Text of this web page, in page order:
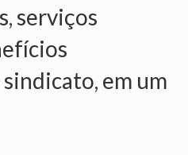
serviços
em um